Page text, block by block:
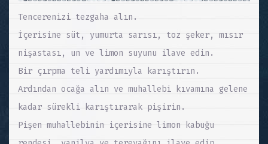
Tencerenizi tezgaha alın.
İçerisine süt, yumurta sarısı, toz şeker, mısır
nişastası, un ve limon suyunu ilave edin.
Bir çırpma teli yardımıyla karıştırın.
Ardından ocağa alın ve muhallebi kıvamına gelene
kadar sürekli karıştırarak pişirin.
Pişen muhallebinin içerisine limon kabuğu